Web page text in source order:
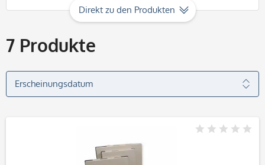
Direkt zu den Produkten
7 Produkte